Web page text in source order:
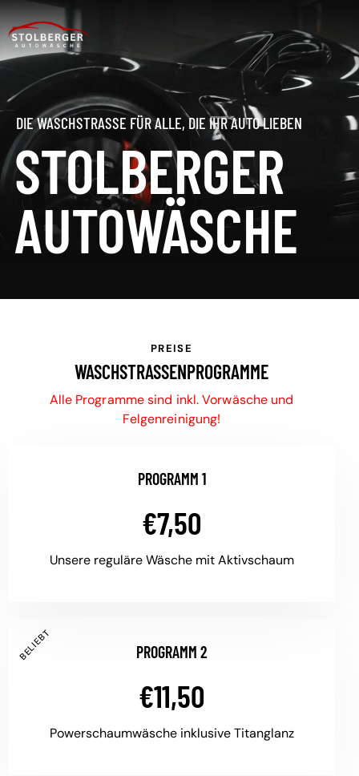
DIE WASCHSTRASSE FÜR ALLE, DIE IHR AUTO LIEBEN
STOLBERGER
AUTOWÄSCHE
PREISE
WASCHSTRASSENPROGRAMME
Alle Programme sind inkl. Vorwäsche und
Felgenreinigung!
PROGRAMM 1
€7,50
Unsere reguläre Wäsche mit Aktivschaum
BELIEBT PROGRAMM 2
€11,50
Powerschaumwäsche inklusive Titanglanz